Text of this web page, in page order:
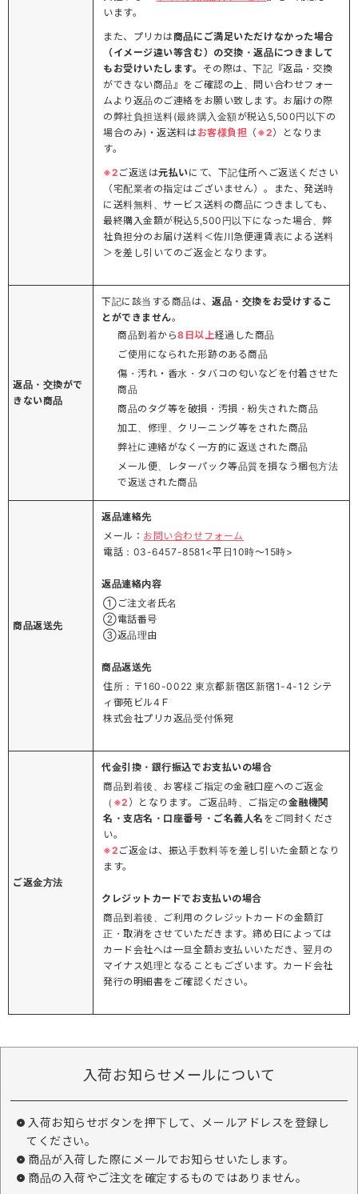
います。
また、プリカは商品にご満足いただけなかった場合
（イメージ違い等含む）の交換・返品につきまして
もお受けいたします。 その際は、下記『返品・交換
ができない商品』をご確認の上、問い合わせフォー
ムより返品のご連絡をお願い致します。お届けの際
の弊社負担送料(最終購入金額が税込5,500円以下の
場合のみ)・返送料はお客様負担 （ ※2）となりま
す。
※2 ご返送は元払いにて、下記住所へご返送ください
（宅配業者の指定はございません）。また、発送時
に送料無料、サービス送料の商品につきましても、
最終購入金額が税込5,500円以下になった場合、弊
社負担分のお届け送料＜佐川急便運賃表による送料
＞を差し引いてのご返金となります。
返品・交換がで
きない商品
下記に該当する商品は、返品・交換をお受けするこ
とができません。
商品到着から8日以上経過した商品
ご使用になられた形跡のある商品
傷・汚れ・香水・タバコの匂いなどを付着させた
商品
商品のタグ等を破損・汚損・紛失された商品
加工、修理、クリーニング等をされた商品
弊社に連絡がなく一方的に返送された商品
メール便、レターパック等品質を損なう梱包方法
で返送された商品
商品返送先
返品連絡先
メール： お問い合わせフォーム
電話：03-6457-8581<平日10時～15時>
返品連絡内容
①ご注文者氏名
②電話番号
③返品理由
商品返送先
住所：〒160-0022 東京都新宿区新宿1-4-12 シテ
ィ御苑ビル4Ｆ
株式会社プリカ返品受付係宛
ご返金方法
代金引換・銀行振込でお支払いの場合
商品到着後、お客様ご指定の金融口座へのご返金
（ ※2 ）となります。ご返品時、ご指定の金融機関
名・支店名・口座番号・ご名義人名 をご同封くださ
い。
※2 ご返金は、振込手数料等を差し引いた金額となり
ます。
クレジットカードでお支払いの場合
商品到着後、ご利用のクレジットカードの金額訂
正・取消をさせていただきます。締め日によっては
カード会社へは一旦全額お支払いいただき、翌月の
マイナス処理となることもございます。カード会社
発行の明細書をご確認ください。
入荷お知らせメールについて
入荷お知らせボタンを押下して、メールアドレスを登録し
てください。
商品が入荷した際にメールでお知らせいたします。
商品の入荷やご注文を確定するものではありません。